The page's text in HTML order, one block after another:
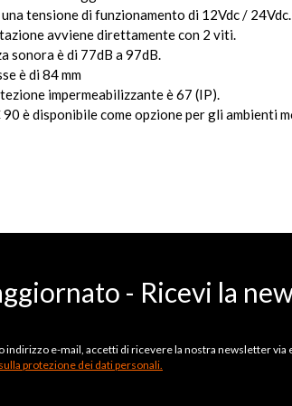
tensione di funzionamento di 12Vdc / 24Vdc.
avviene direttamente con 2 viti.
sonora è di 77dB a 97dB.
è di 84 mm
impermeabilizzante è 67 (IP).
90 è disponibile come opzione per gli ambienti
- Ricevi la
indirizzo e-mail, accetti di ricevere la nostra newsletter via
protezione dei dati personali.